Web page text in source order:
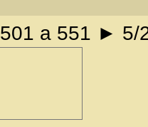
501 a 551 ► 5/